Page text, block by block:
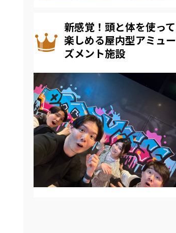
新感覚！頭と体を使って
楽しめる屋内型アミュー
ズメント施設